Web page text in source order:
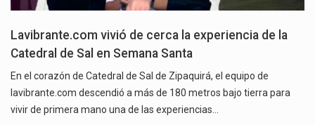
Lavibrante.com vivió de cerca la experiencia de la
Catedral de Sal en Semana Santa
En el corazón de Catedral de Sal de Zipaquirá, el equipo de
lavibrante.com descendió a más de 180 metros bajo tierra para
vivir de primera mano una de las experiencias…